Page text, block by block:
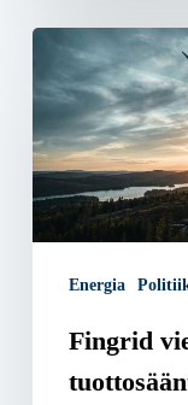
Fingrid
vie
kantaverkkojen
tuottosääntelyn
korkeimpaan
hallinto-
investoinnit
vaakalaudalla
Energia
Fingrid